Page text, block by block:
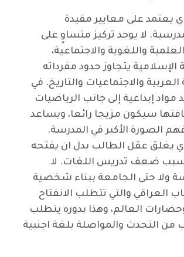
يعتمد على معايير مقيدة
لا يوجد تركيز متساوٍ على
واللغوية والاجتماعية،
الإسلامية يتجاوز حدود مفرداته
والاجتماعيات والتاريخ. في
مواد إبداعية إلى جانب الرياضيات
سيكون مزيجا رائعا، ويساعد
الصورة الأكبر في المدرسة.
يغلق عقل الطالب بدل ان يفتحه
ضعف تدريس اللغات. لا
ولا حتى الجامعة ببناء شخصية
العراقي والتي تتطلب الانفتاح
العالم، وهذا بدوره يتطلب
من التحدث والمواصلة بلغة اجنبية